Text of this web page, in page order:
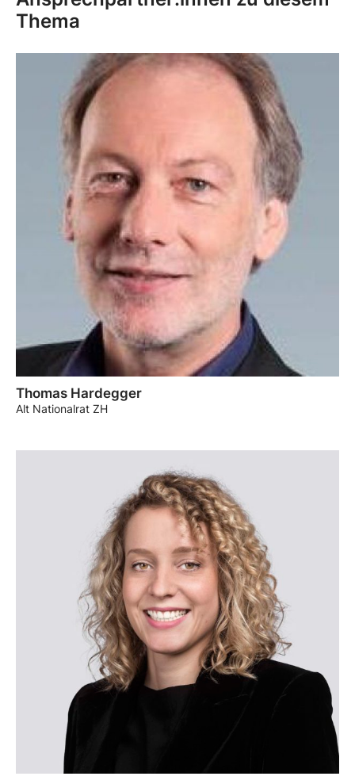
Thema
Thomas Hardegger
Alt Nationalrat ZH